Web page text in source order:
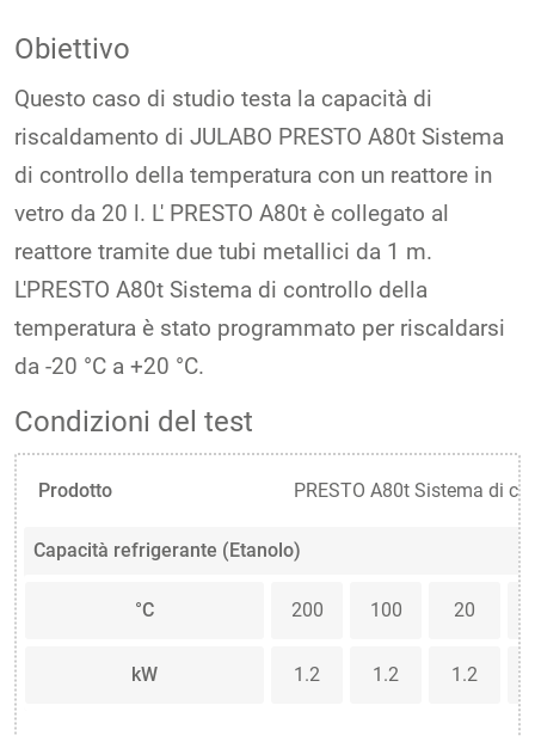
Obiettivo
Questo caso di studio testa la capacità di
riscaldamento di JULABO PRESTO A80t Sistema
di controllo della temperatura con un reattore in
vetro da 20 l. L' PRESTO A80t è collegato al
reattore tramite due tubi metallici da 1 m.
L'PRESTO A80t Sistema di controllo della
temperatura è stato programmato per riscaldarsi
da -20 °C a +20 °C.
Condizioni del test
Prodotto PRESTO A80t Sistema di
Capacità refrigerante (Etanolo)
°C 200 100 20
kW 1.2 1.2 1.2